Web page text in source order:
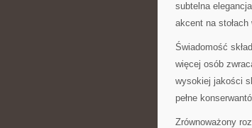
subtelna
akcent na stołach
Świadomość
więcej osób
wysokiej jakości
pełne
Zrównoważony